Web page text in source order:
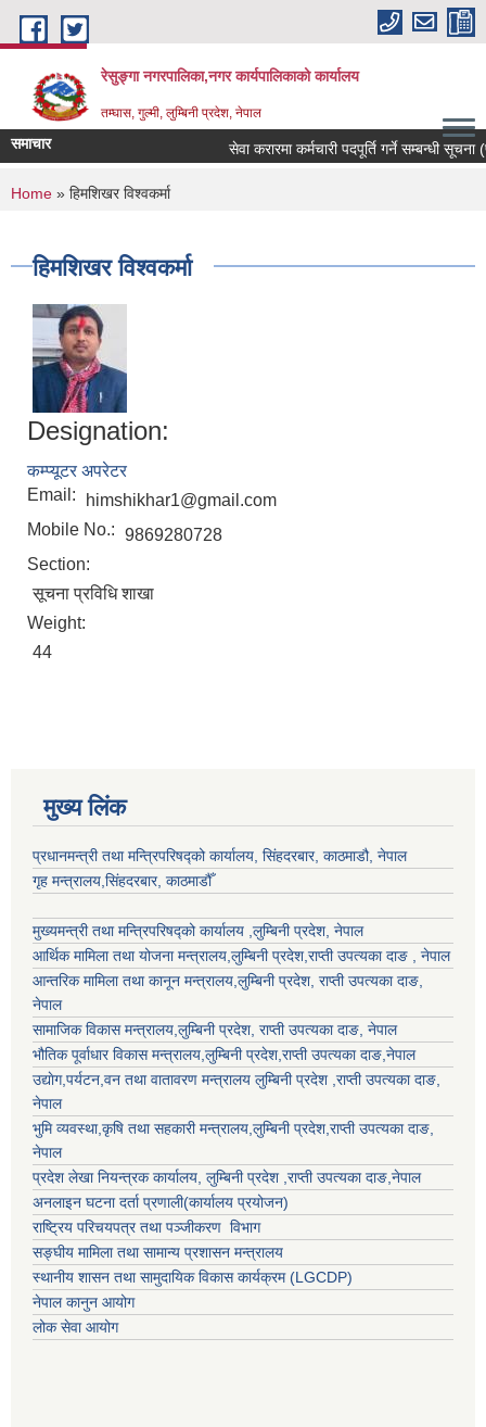
Skip to main content
रेसुङ्गा नगरपालिका,नगर कार्यपालिकाको कार्यालय
तम्घास, गुल्मी, लुम्बिनी प्रदेश, नेपाल
समाचार सेवा करारमा कर्मचारी पदपूर्ति गर्ने सम्बन्धी सूचना
You are here
Home » हिमशिखर विश्वकर्मा
हिमशिखर विश्वकर्मा
Designation:
कम्प्यूटर अपरेटर
Email:
himshikhar1@gmail.com
Mobile No.: 9869280728
Section:
सूचना प्रविधि शाखा
Weight:
44
मुख्य लिंक
प्रधानमन्त्री तथा मन्त्रिपरिषद्को कार्यालय, सिंहदरबार, काठमाडौ, नेपाल
गृह मन्त्रालय,सिंहदरबार, काठमाडौँ
मुख्यमन्त्री तथा मन्त्रिपरिषद्को कार्यालय ,लुम्बिनी प्रदेश, नेपाल
आर्थिक मामिला तथा योजना मन्त्रालय,लुम्बिनी प्रदेश,राप्ती उपत्यका दाङ , नेपाल
आन्तरिक मामिला तथा कानून मन्त्रालय,लुम्बिनी प्रदेश, राप्ती उपत्यका दाङ,
नेपाल
सामाजिक विकास मन्त्रालय,लुम्बिनी प्रदेश, राप्ती उपत्यका दाङ, नेपाल
भौतिक पूर्वाधार विकास मन्त्रालय,लुम्बिनी प्रदेश,राप्ती उपत्यका दाङ,नेपाल
उद्याेग,पर्यटन,वन तथा वातावरण मन्त्रालय लुम्बिनी प्रदेश ,राप्ती उपत्यका दाङ,
नेपाल
भुमि व्यवस्था,कृषि तथा सहकारी मन्त्रालय,लुम्बिनी प्रदेश,राप्ती उपत्यका दाङ,
नेपाल
प्रदेश लेखा नियन्त्रक कार्यालय, लुम्बिनी प्रदेश ,राप्ती उपत्यका दाङ,नेपाल
अनलाइन घटना दर्ता प्रणाली(कार्यालय प्रयोजन)
राष्ट्रिय परिचयपत्र तथा पञ्जीकरण विभाग
सङ्घीय मामिला तथा सामान्य प्रशासन मन्त्रालय
स्थानीय शासन तथा सामुदायिक विकास कार्यक्रम (LGCDP)
नेपाल कानुन आयोग
लोक सेवा आयोग